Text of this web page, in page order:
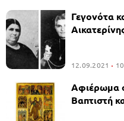
Γεγονότα
12.09.2021
Αφιέρωμα
Βαπτιστή